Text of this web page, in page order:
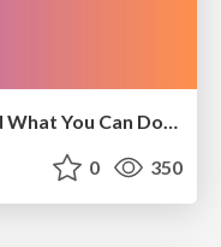
Why Your Marketing Sucks and What You Can Do About It - Sophie Logan
0 350